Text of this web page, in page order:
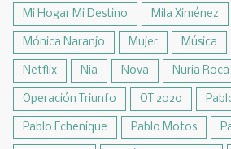
Mi Hogar Mi Destino Mila Ximénez
Mónica Naranjo Mujer Música
Netflix Nia Nova Nuria Roca
Operación Triunfo OT 2020
Pablo Echenique Pablo Motos